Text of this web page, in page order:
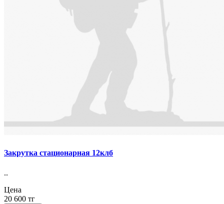
Закрутка стационарная 12клб
..
Цена
20 600 тг